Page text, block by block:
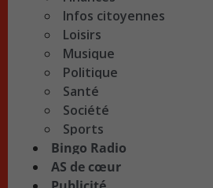
Infos citoyennes
Loisirs
Musique
Politique
Santé
Société
Sports
Bingo Radio
AS de cœur